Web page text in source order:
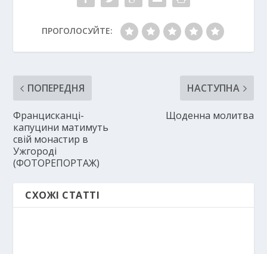
ПРОГОЛОСУЙТЕ:
ПОПЕРЕДНЯ
Францисканці-
капуцини матимуть
свій монастир в
Ужгороді
(ФОТОРЕПОРТАЖ)
НАСТУПНА
Щоденна молитва
СХОЖІ СТАТТІ